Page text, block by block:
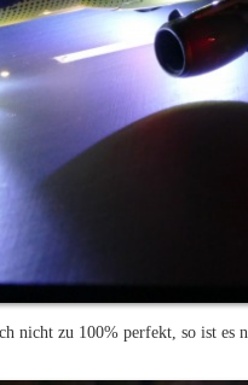
nicht zu 100% perfekt, so ist es